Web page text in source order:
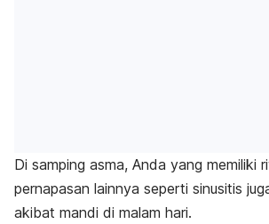
Di samping asma, Anda yang memiliki
pernapasan lainnya seperti sinusitis
akibat mandi di malam hari.